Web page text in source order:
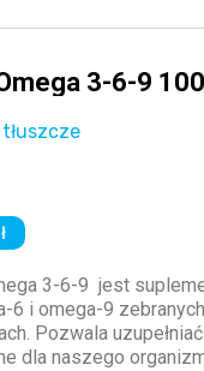
3-6-9
3-6-9 jest
6 i omega-9
Pozwala
dla naszego